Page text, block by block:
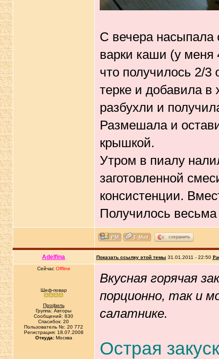
С вечера насыпала
варки каши (у меня
что получилось 2/
терке и добавила в
разбухли и
Размешала и
крышкой.
Утром в пиалу
заготовленной
консистенции.
Получилось
сохранить
Adelfina Показать ссылку этой темы 31.01.2011 - 22:50
Сейчас Offline
Шеф-повар
Профиль
Группа: Авторы
Сообщений: 830
Спасибок: 20
Пользователь №: 20 772
Регистрация: 18.07.2008
Откуда:Москва
Вкусная горячая
порционно, так и
салатнике.
Острая